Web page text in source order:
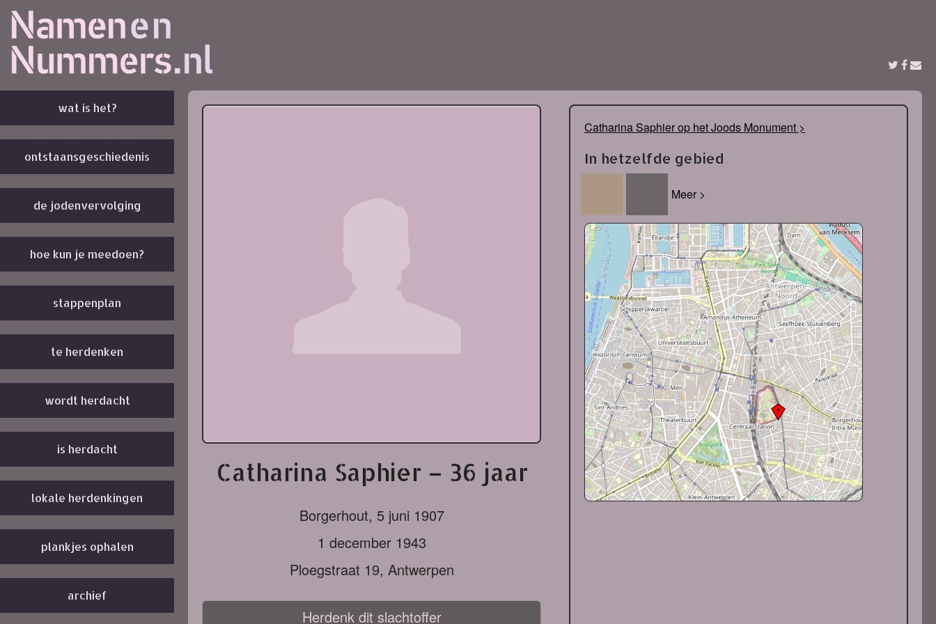
wat is het?
ontstaansgeschiedenis
de jodenvervolging
hoe kun je meedoen?
stappenplan
te herdenken
wordt herdacht
is herdacht
lokale herdenkingen
plankjes ophalen
archief
Catharina Saphier – 36 jaar
Borgerhout, 5 juni 1907
1 december 1943
Ploegstraat 19, Antwerpen
Herdenk dit slachtoffer
Catharina Saphier op het Joods Monument >
In hetzelfde gebied
Meer >